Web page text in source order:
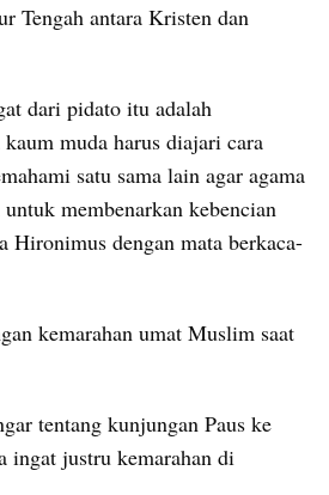
Tengah antara Kristen dan
dari pidato itu adalah
kaum muda harus diajari cara
satu sama lain agar agama
membenarkan kebencian
Hironimus dengan mata berkaca-
kemarahan umat Muslim saat
tentang kunjungan Paus ke
ingat justru kemarahan di